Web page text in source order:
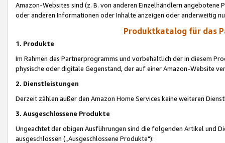
Amazon-Websites sind (z. B. von anderen Einzelhändlern
oder anderen Informationen oder Inhalte anzeigen oder anderweitig
Produktkatalog für das
1. Produkte
Im Rahmen des Partnerprogramms und vorbehaltlich der in diesem
physische oder digitale Gegenstand, der auf einer Amazon-Website
2. Dienstleistungen
Derzeit zählen außer den Amazon Home Services keine weiteren
3. Ausgeschlossene Produkte
Ungeachtet der obigen Ausführungen sind die folgenden Artikel und
ausgeschlossen („Ausgeschlossene Produkte"):